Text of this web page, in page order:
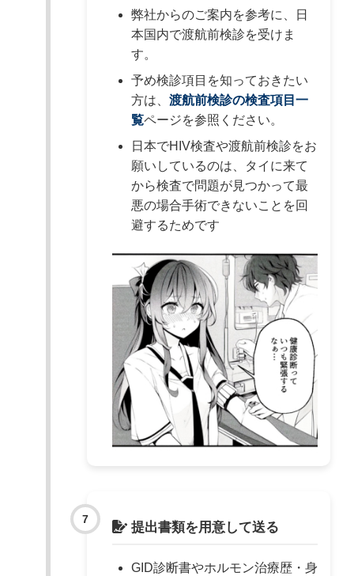
弊社からのご案内を参考に、日
本国内で渡航前検診を受けま
す。
予め検診項目を知っておきたい
方は、 渡航前検診の検査項目一
覧ページを参照ください。
日本でHIV検査や渡航前検診をお
願いしているのは、タイに来て
から検査で問題が見つかって最
悪の場合手術できないことを回
避するためです
提出書類を用意して送る
GID診断書やホルモン治療歴・身